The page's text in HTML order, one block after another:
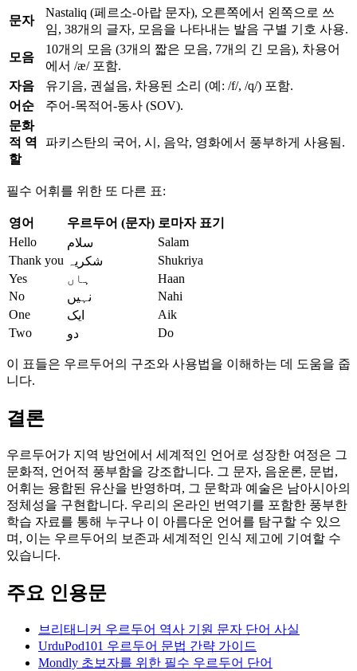
문자
Nastaliq (페르소-아랍 문자), 오른쪽에서 왼쪽으로 쓰
임, 38개의 글자, 모음을 나타내는 발음 구별 기호 사용.
모음
10개의 모음 (3개의 짧은 모음, 7개의 긴 모음), 차용어
에서 /æ/ 포함.
자음
유기음, 권설음, 차용된 소리 (예: /f/, /q/) 포함.
어순
주어-목적어-동사 (SOV).
문화
적 역
할
파키스탄의 국어, 시, 음악, 영화에서 풍부하게 사용됨.
필수 어휘를 위한 또 다른 표:
영어 우르두어 (문자) 로마자 표기
Hello
سلام
Salam
Thank you
شکریہ
Shukriya
Yes
ہاں
Haan
No
نہیں
Nahi
One
ایک
Aik
Two
دو Do
이 표들은 우르두어의 구조와 사용법을 이해하는 데 도움을 줍
니다.
결론
우르두어가 지역 방언에서 세계적인 언어로 성장한 여정은 그
문화적, 언어적 풍부함을 강조합니다. 그 문자, 음운론, 문법,
어휘는 융합된 유산을 반영하며, 그 문학과 예술은 남아시아의
정체성을 구현합니다. 우리의 온라인 번역기를 포함한 풍부한
학습 자료를 통해 누구나 이 아름다운 언어를 탐구할 수 있으
며, 이는 우르두어의 보존과 세계적인 인식 제고에 기여할 수
있습니다.
주요 인용문
브리태니커 우르두어 역사 기원 문자 단어 사실
UrduPod101 우르두어 문법 간략 가이드
Mondly 초보자를 위한 필수 우르두어 단어